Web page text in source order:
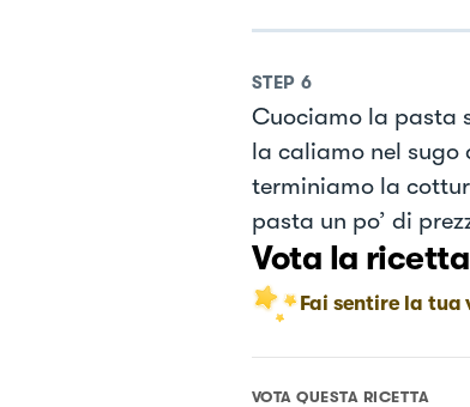
STEP 6
Cuociamo la pasta
la caliamo nel
terminiamo la
pasta un po’ di
Vota la ricetta
Fai sentire la tua
VOTA QUESTA RICETTA